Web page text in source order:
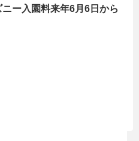
ニー入園料来年6月6日から